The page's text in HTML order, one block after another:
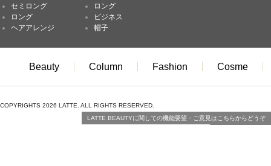
セミロング
ロング
ヘアアレンジ
ロング
ビジネス
帽子
Beauty Column Fashion Cosme
COPYRIGHTS 2026 LATTE. ALL RIGHTS RESERVED.
LATTE BEAUTYに関しての機能要望・ご意見はこちらからどうぞ